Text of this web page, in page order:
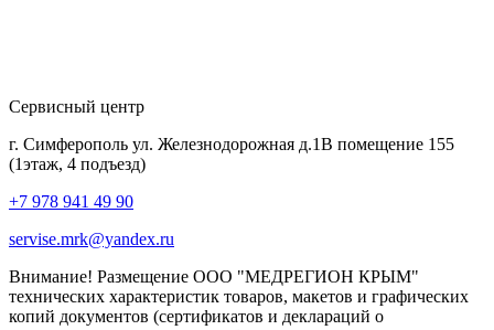
Сервисный центр
г. Симферополь ул. Железнодорожная д.1В помещение 155
(1этаж, 4 подъезд)
+7 978 941 49 90
servise.mrk@yandex.ru
Внимание! Размещение ООО "МЕДРЕГИОН КРЫМ"
технических характеристик товаров, макетов и графических
копий документов (сертификатов и деклараций о